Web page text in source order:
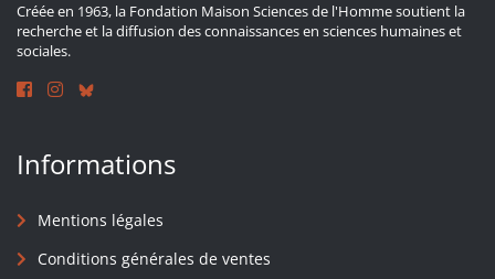
Créée en 1963, la Fondation Maison Sciences de l'Homme soutient la
recherche et la diffusion des connaissances en sciences humaines et
sociales.
Informations
Mentions légales
Conditions générales de ventes